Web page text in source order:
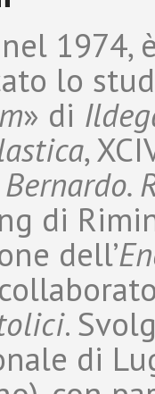
1974,
lo
» di
,
Bernardo.
di
dell’
.
di